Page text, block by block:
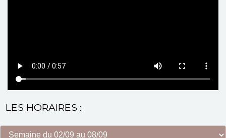
LES HORAIRES :